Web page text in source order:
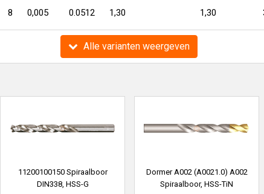
8 0,005 0.0512 1,30 1,30
Alle varianten weergeven
11200100150 Spiraalboor
DIN338, HSS-G
Dormer A002 (A0021.0) A002
Spiraalboor, HSS-TiN